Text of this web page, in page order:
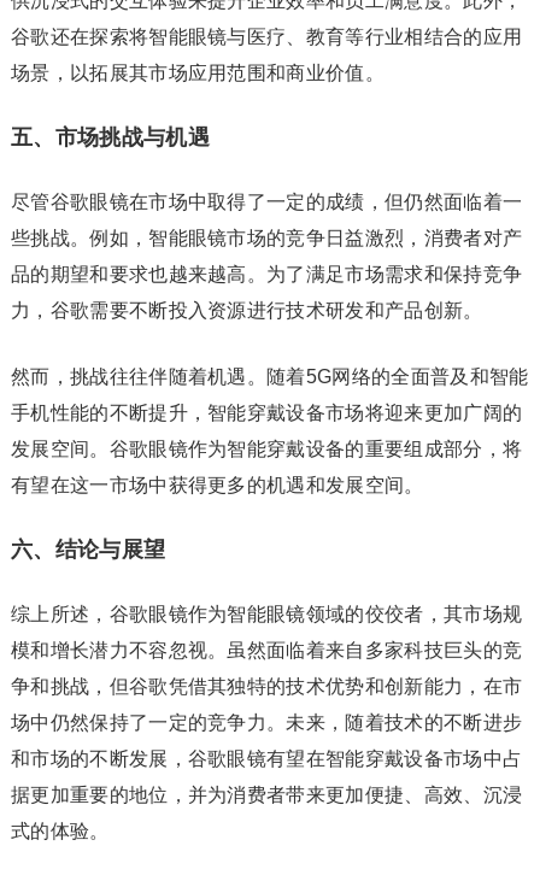
谷歌还在探索将智能眼镜与医疗、教育等行业相结合的应用
场景，以拓展其市场应用范围和商业价值。
五、市场挑战与机遇
尽管谷歌眼镜在市场中取得了一定的成绩，但仍然面临着一
些挑战。例如，智能眼镜市场的竞争日益激烈，消费者对产
品的期望和要求也越来越高。为了满足市场需求和保持竞争
力，谷歌需要不断投入资源进行技术研发和产品创新。
然而，挑战往往伴随着机遇。随着5G网络的全面普及和智能
手机性能的不断提升，智能穿戴设备市场将迎来更加广阔的
发展空间。谷歌眼镜作为智能穿戴设备的重要组成部分，将
有望在这一市场中获得更多的机遇和发展空间。
六、结论与展望
综上所述，谷歌眼镜作为智能眼镜领域的佼佼者，其市场规
模和增长潜力不容忽视。虽然面临着来自多家科技巨头的竞
争和挑战，但谷歌凭借其独特的技术优势和创新能力，在市
场中仍然保持了一定的竞争力。未来，随着技术的不断进步
和市场的不断发展，谷歌眼镜有望在智能穿戴设备市场中占
据更加重要的地位，并为消费者带来更加便捷、高效、沉浸
式的体验。